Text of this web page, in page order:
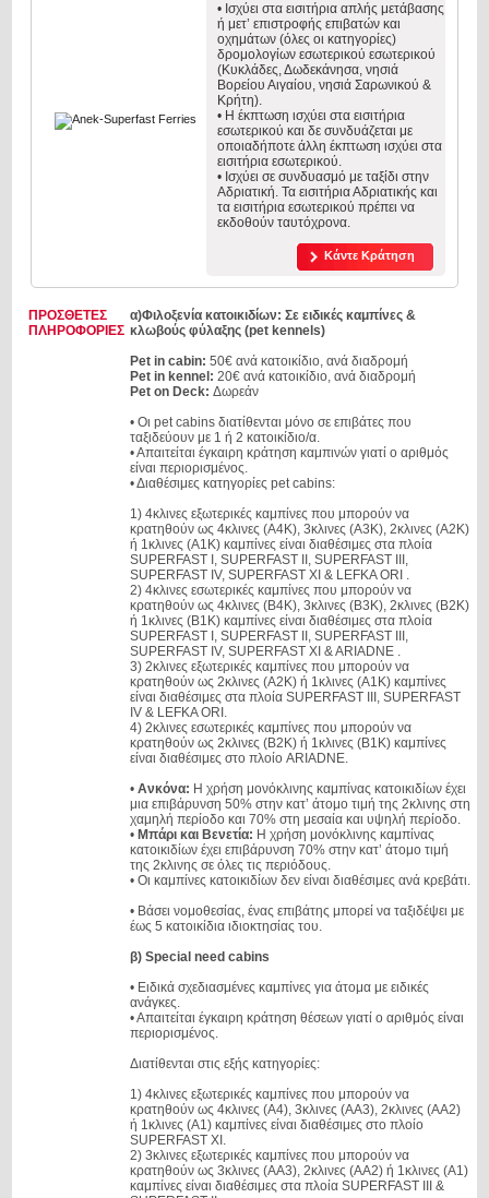
• Ισχύει στα εισιτήρια απλής μετάβασης
ή μετ’ επιστροφής επιβατών και
οχημάτων (όλες οι κατηγορίες)
δρομολογίων εσωτερικού εσωτερικού
(Κυκλάδες, Δωδεκάνησα, νησιά
Βορείου Αιγαίου, νησιά Σαρωνικού &
Κρήτη).
• Η έκπτωση ισχύει στα εισιτήρια
εσωτερικού και δε συνδυάζεται με
οποιαδήποτε άλλη έκπτωση ισχύει στα
εισιτήρια εσωτερικού.
• Ισχύει σε συνδυασμό με ταξίδι στην
Αδριατική. Τα εισιτήρια Αδριατικής και
τα εισιτήρια εσωτερικού πρέπει να
εκδοθούν ταυτόχρονα.
Κάντε Κράτηση
ΠΡΟΣΘΕΤΕΣ
ΠΛΗΡΟΦΟΡΙΕΣ
α)Φιλοξενία κατοικιδίων: Σε ειδικές καμπίνες &
κλωβούς φύλαξης (pet kennels)
Pet in cabin: 50€ ανά κατοικίδιο, ανά διαδρομή
Pet in kennel:20€ ανά κατοικίδιο, ανά διαδρομή
Pet on Deck: Δωρεάν
• Οι pet cabins διατίθενται μόνο σε επιβάτες που
ταξιδεύουν με 1 ή 2 κατοικίδιο/α.
• Απαιτείται έγκαιρη κράτηση καμπινών γιατί ο αριθμός
είναι περιορισμένος.
• Διαθέσιμες κατηγορίες pet cabins:
1) 4κλινες εξωτερικές καμπίνες που μπορούν να
κρατηθούν ως 4κλινες (Α4Κ), 3κλινες (Α3Κ), 2κλινες (Α2Κ)
ή 1κλινες (Α1Κ) καμπίνες είναι διαθέσιμες στα πλοία
SUPERFAST I, SUPERFAST II, SUPERFAST ΙΙΙ,
SUPERFAST IV, SUPERFAST XI & LEFKA ORI .
2) 4κλινες εσωτερικές καμπίνες που μπορούν να
κρατηθούν ως 4κλινες (Β4Κ), 3κλινες (Β3Κ), 2κλινες (Β2Κ)
ή 1κλινες (Β1Κ) καμπίνες είναι διαθέσιμες στα πλοία
SUPERFAST I, SUPERFAST II, SUPERFAST ΙΙΙ,
SUPERFAST IV, SUPERFAST XI & ARIADNE .
3) 2κλινες εξωτερικές καμπίνες που μπορούν να
κρατηθούν ως 2κλινες (Α2Κ) ή 1κλινες (Α1Κ) καμπίνες
είναι διαθέσιμες στα πλοία SUPERFAST ΙΙΙ, SUPERFAST
IV & LEFKA ORI.
4) 2κλινες εσωτερικές καμπίνες που μπορούν να
κρατηθούν ως 2κλινες (Β2Κ) ή 1κλινες (Β1Κ) καμπίνες
είναι διαθέσιμες στο πλοίο ARIADNE.
•Ανκόνα: Η χρήση μονόκλινης καμπίνας κατοικιδίων έχει
μια επιβάρυνση 50% στην κατ’ άτομο τιμή της 2κλινης στη
χαμηλή περίοδο και 70% στη μεσαία και υψηλή περίοδο.
• Μπάρι και Βενετία: Η χρήση μονόκλινης καμπίνας
κατοικιδίων έχει επιβάρυνση 70% στην κατ’ άτομο τιμή
της 2κλινης σε όλες τις περιόδους.
• Οι καμπίνες κατοικιδίων δεν είναι διαθέσιμες ανά κρεβάτι.
• Βάσει νομοθεσίας, ένας επιβάτης μπορεί να ταξιδέψει με
έως 5 κατοικίδια ιδιοκτησίας του.
β) Special need cabins
• Ειδικά σχεδιασμένες καμπίνες για άτομα με ειδικές
ανάγκες.
• Απαιτείται έγκαιρη κράτηση θέσεων γιατί ο αριθμός είναι
περιορισμένος.
Διατίθενται στις εξής κατηγορίες:
1) 4κλινες εξωτερικές καμπίνες που μπορούν να
κρατηθούν ως 4κλινες (Α4), 3κλινες (ΑΑ3), 2κλινες (ΑΑ2)
ή 1κλινες (Α1) καμπίνες είναι διαθέσιμες στο πλοίο
SUPERFAST XΙ.
2) 3κλινες εξωτερικές καμπίνες που μπορούν να
κρατηθούν ως 3κλινες (ΑΑ3), 2κλινες (ΑΑ2) ή 1κλινες (Α1)
καμπίνες είναι διαθέσιμες στα πλοία SUPERFAST ΙII &